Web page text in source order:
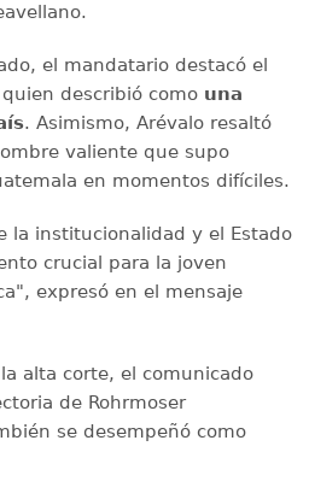
el mandatario destacó el
describió comouna
. Asimismo, Arévalo resaltó
valiente que supo
en momentos difíciles.
la institucionalidad y el Estado
crucial para la joven
expresó en el mensaje
alta corte, el comunicado
de Rohrmoser
se desempeñó como